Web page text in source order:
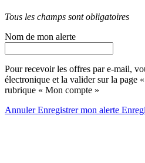
Tous les champs sont obligatoires
Nom de mon alerte
Pour recevoir les offres par e-mail,
électronique et la valider sur la page «
rubrique « Mon compte »
AnnulerEnregistrer mon alerte